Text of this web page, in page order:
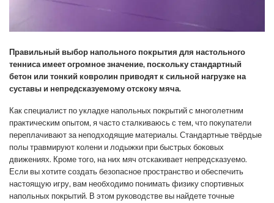
Правильный выбор напольного покрытия для настольного
тенниса имеет огромное значение, поскольку стандартный
бетон или тонкий ковролин приводят к сильной нагрузке на
суставы и непредсказуемому отскоку мяча.
Как специалист по укладке напольных покрытий с многолетним
практическим опытом, я часто сталкиваюсь с тем, что покупатели
переплачивают за неподходящие материалы. Стандартные твёрдые
полы травмируют колени и лодыжки при быстрых боковых
движениях. Кроме того, на них мяч отскакивает непредсказуемо.
Если вы хотите создать безопасное пространство и обеспечить
настоящую игру, вам необходимо понимать физику спортивных
напольных покрытий. В этом руководстве вы найдете точные